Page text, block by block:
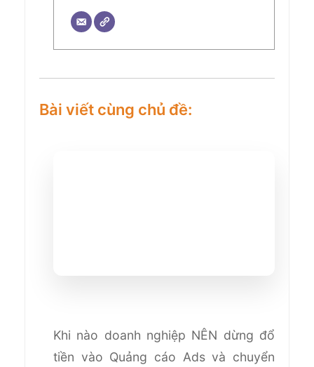
Bài viết cùng chủ đề:
Khi nào doanh nghiệp NÊN dừng đổ
tiền vào Quảng cáo Ads và chuyển